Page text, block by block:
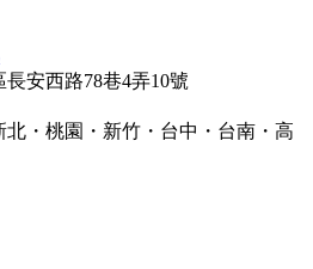
安西路78巷4弄10號
北・桃園・新竹・台中・台南・高